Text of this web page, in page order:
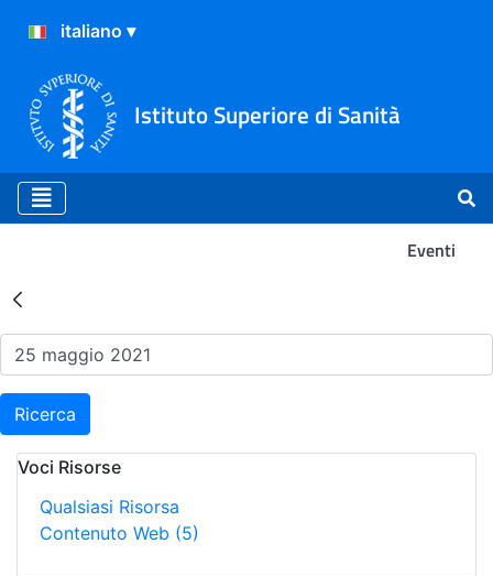
Istituto Superiore di Sanità
Eventi
Risultati della Ricerca -
Ricerca
Voci Risorse
Qualsiasi Risorsa
Contenuto Web (5)